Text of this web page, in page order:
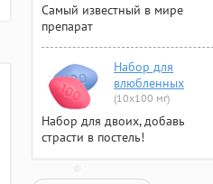
Самый известный в мире
препарат
Набор для
влюбленных
(10х100 мг)
Набор для двоих, добавь
страсти в постель!